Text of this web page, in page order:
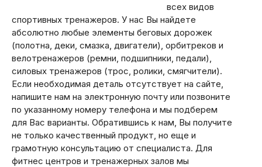
всех видов
спортивных тренажеров. У нас Вы найдете
абсолютно любые элементы беговых дорожек
(полотна, деки, смазка, двигатели), орбитреков и
велотренажеров (ремни, подшипники, педали),
силовых тренажеров (трос, ролики, смягчители).
Если необходимая деталь отсутствует на сайте,
напишите нам на электронную почту или позвоните
по указанному номеру телефона и мы подберем
для Вас варианты. Обратившись к нам, Вы получите
не только качественный продукт, но еще и
грамотную консультацию от специалиста. Для
фитнес центров и тренажерных залов мы